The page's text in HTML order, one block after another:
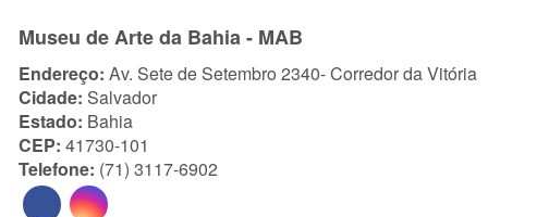
Museu de Arte da Bahia - MAB
Endereço: Av. Sete de Setembro 2340- Corredor da Vitória
Cidade: Salvador
Estado: Bahia
CEP: 41730-101
Telefone: (71) 3117-6902